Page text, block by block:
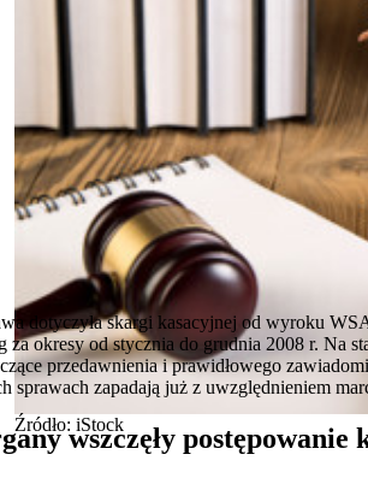
Źródło: iStock
dotyczyła skargi kasacyjnej od wyroku
za okresy od stycznia do grudnia 2008 r. Na
przedawnienia i prawidłowego
sprawach zapadają już z uwzględnieniem
wszczęły postępowanie